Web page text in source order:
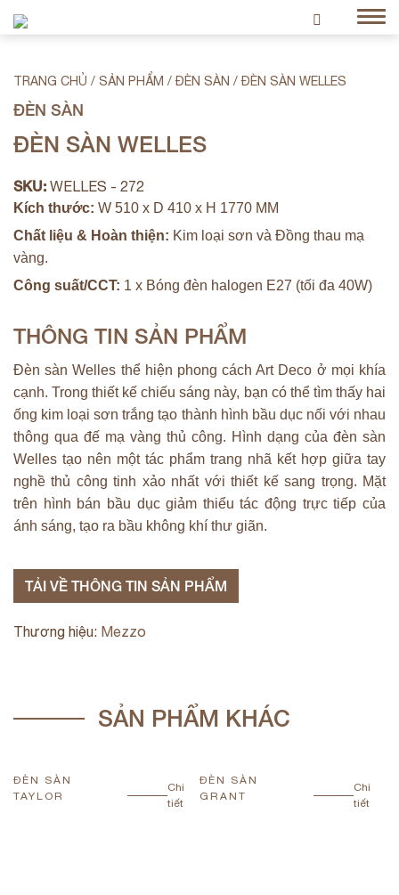
TRANG CHỦ / SẢN PHẨM / ĐÈN SÀN / ĐÈN SÀN WELLES
ĐÈN SÀN
ĐÈN SÀN WELLES
SKU: WELLES - 272
Kích thước: W 510 x D 410 x H 1770 MM
Chất liệu & Hoàn thiện: Kim loại sơn và Đồng thau mạ
vàng.
Công suất/CCT: 1 x Bóng đèn halogen E27 (tối đa 40W)
THÔNG TIN SẢN PHẨM
Đèn sàn Welles thể hiện phong cách Art Deco ở mọi khía
cạnh. Trong thiết kế chiếu sáng này, bạn có thể tìm thấy hai
ống kim loại sơn trắng tạo thành hình bầu dục nối với nhau
thông qua đế mạ vàng thủ công. Hình dạng của đèn sàn
Welles tạo nên một tác phẩm trang nhã kết hợp giữa tay
nghề thủ công tinh xảo nhất với thiết kế sang trọng. Mặt
trên hình bán bầu dục giảm thiểu tác động trực tiếp của
ánh sáng, tạo ra bầu không khí thư giãn.
TẢI VỀ THÔNG TIN SẢN PHẨM
Thương hiệu: Mezzo
SẢN PHẨM KHÁC
ĐÈN SÀN
TAYLOR
Chi
tiết
ĐÈN SÀN
GRANT
Chi
tiết